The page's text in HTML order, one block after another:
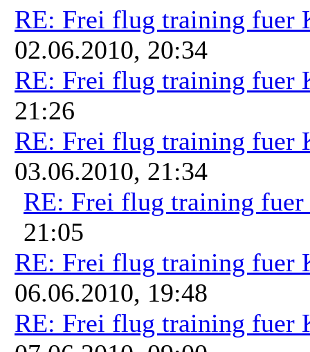
RE: Frei flug training fuer
02.06.2010, 20:34
RE: Frei flug training fuer
21:26
RE: Frei flug training fuer
03.06.2010, 21:34
RE: Frei flug training fuer
21:05
RE: Frei flug training fuer
06.06.2010, 19:48
RE: Frei flug training fuer